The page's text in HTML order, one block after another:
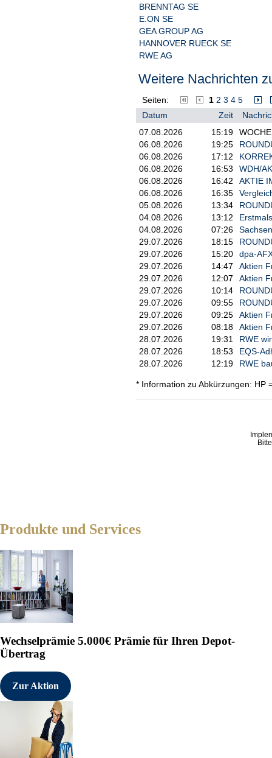
BRENNTAG SE
E.ON SE
GEA GROUP AG
HANNOVER RUECK SE
RWE AG
Weitere Nachrichten
Seiten: 1 2 3 4 5
Datum
Zeit
07.08.2026
15:19
06.08.2026
19:25
06.08.2026
17:12
06.08.2026
16:53
WDH/
06.08.2026
16:42
AKTIE
06.08.2026
16:35
05.08.2026
13:34
04.08.2026
13:12
04.08.2026
07:26
29.07.2026
18:15
29.07.2026
15:20
dpa-
29.07.2026
14:47
Aktien
29.07.2026
12:07
Aktien
29.07.2026
10:14
29.07.2026
09:55
29.07.2026
09:25
Aktien
29.07.2026
08:18
Aktien
28.07.2026
19:31
RWE
28.07.2026
18:53
EQS-
28.07.2026
12:19 RWE
* Information zu Abkürzungen: HP
Produkte und Services
Wechselprämie 5.000€ Prämie für Ihren Depot-
Übertrag
Zur Aktion